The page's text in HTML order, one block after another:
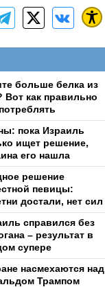
больше белка из
Вот как правильно
пока Израиль
ищет решение,
его нашла
решение
певицы:
достали, нет сил
справился без
– результат в
супере
насмехаются над
Трампом